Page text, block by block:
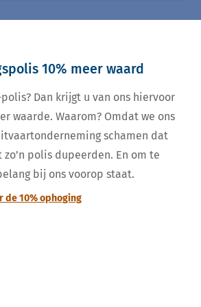
10% meer waard
Dan krijgt u van ons hiervoor
waarde. Waarom? Omdat we ons
schamen dat
polis dupeerden. En om te
bij ons voorop staat.
de 10% ophoging